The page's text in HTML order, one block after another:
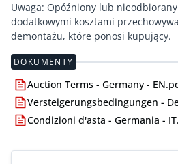
Uwaga: Opóźniony lub
dodatkowymi kosztami
demontażu, które ponosi kupujący.
DOKUMENTY
Auction Terms - Germany -
Versteigerungsbedingungen -
Condizioni d'asta - Germania -